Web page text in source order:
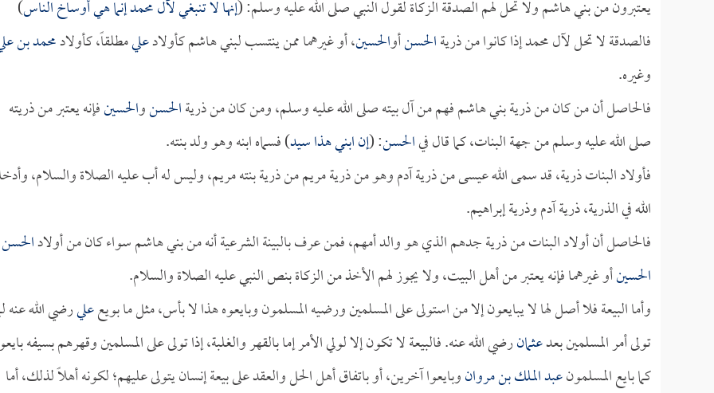
يعتبرون من بني هاشم ولا تحل لهم الصدقة الزكاة لقول النبي صلى الله عليه وسلم: (إنها لا تنبغي لآل محمد إنما هي أوساخ الناس)
فالصدقة لا تحل لآل محمد إذا كانوا من ذريةالحسنأوالحسين، أو غيرهما ممن ينتسب لبني هاشم كأولادعليمطلقاً، كأولادمحمد بن
وغيره.
فالحاصل أن من كان من ذرية بني هاشم فهم من آل بيته صلى الله عليه وسلم، ومن كان من ذريةالحسنوالحسينفإنه يعتبر من ذريته
صلى الله عليه وسلم من جهة البنات، كما قال فيالحسن: (إن ابني هذا سيد) فسماه ابنه وهو ولد بنته.
فأولاد البنات ذرية، قد سمى الله عيسى من ذرية آدم وهو من ذرية مريم من ذرية بنته مريم، وليس له أب عليه الصلاة والسلام،
الله في الذرية، ذرية آدم وذرية إبراهيم.
فالحاصل أن أولاد البنات من ذرية جدهم الذي هو والد أمهم، فمن عرف بالبينة الشرعية أنه من بني هاشم سواء كان من أولادالحسن
الحسينأو غيرهما فإنه يعتبر من أهل البيت، ولا يجوز لهم الأخذ من الزكاة بنص النبي عليه الصلاة والسلام.
وأما البيعة فلا أصل لها لا يبايعون إلا من استولى على المسلمين ورضيه المسلمون وبايعوه هذا لا بأس، مثل ما بويععليرضي الله عنه
تولى أمر المسلمين بعدعثمانرضي الله عنه. فالبيعة لا تكون إلا لولي الأمر إما بالقهر والغلبة، إذا تولى على المسلمين وقهرهم بسيفه
كما بايع المسلمونعبد الملك بن مروانوبايعوا آخرين، أو باتفاق أهل الحل والعقد على بيعة إنسان يتولى عليهم؛ لكونه أهلاً لذلك، أما